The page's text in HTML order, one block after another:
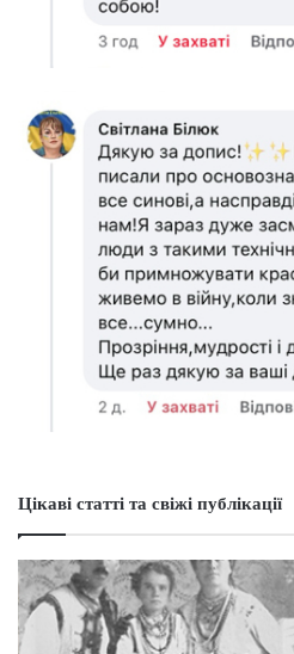
Цікаві статті та свіжі публікації